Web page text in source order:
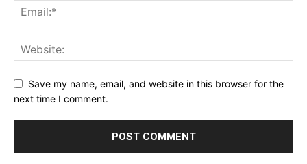
Save my name, email, and website in this browser for the
next time I comment.